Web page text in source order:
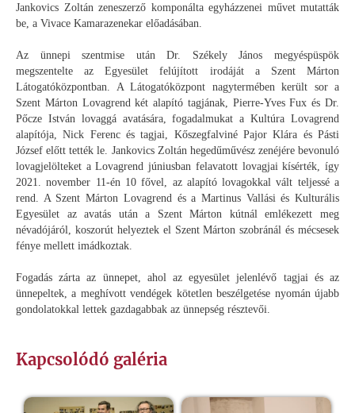
Jankovics Zoltán zeneszerző komponálta egyházzenei művet mutatták
be, a Vivace Kamarazenekar előadásában.
Az ünnepi szentmise után Dr. Székely János megyéspüspök
megszentelte az Egyesület felújított irodáját a Szent Márton
Látogatóközpontban. A Látogatóközpont nagytermében került sor a
Szent Márton Lovagrend két alapító tagjának, Pierre-Yves Fux és Dr.
Pőcze István lovaggá avatására, fogadalmukat a Kultúra Lovagrend
alapítója, Nick Ferenc és tagjai, Kőszegfalviné Pajor Klára és Pásti
József előtt tették le. Jankovics Zoltán hegedűművész zenéjére bevonuló
lovagjelölteket a Lovagrend júniusban felavatott lovagjai kísérték, így
2021. november 11-én 10 fővel, az alapító lovagokkal vált teljessé a
rend. A Szent Márton Lovagrend és a Martinus Vallási és Kulturális
Egyesület az avatás után a Szent Márton kútnál emlékezett meg
névadójáról, koszorút helyeztek el Szent Márton szobránál és mécsesek
fénye mellett imádkoztak.
Fogadás zárta az ünnepet, ahol az egyesület jelenlévő tagjai és az
ünnepeltek, a meghívott vendégek kötetlen beszélgetése nyomán újabb
gondolatokkal lettek gazdagabbak az ünnepség résztevői.
Kapcsolódó galéria